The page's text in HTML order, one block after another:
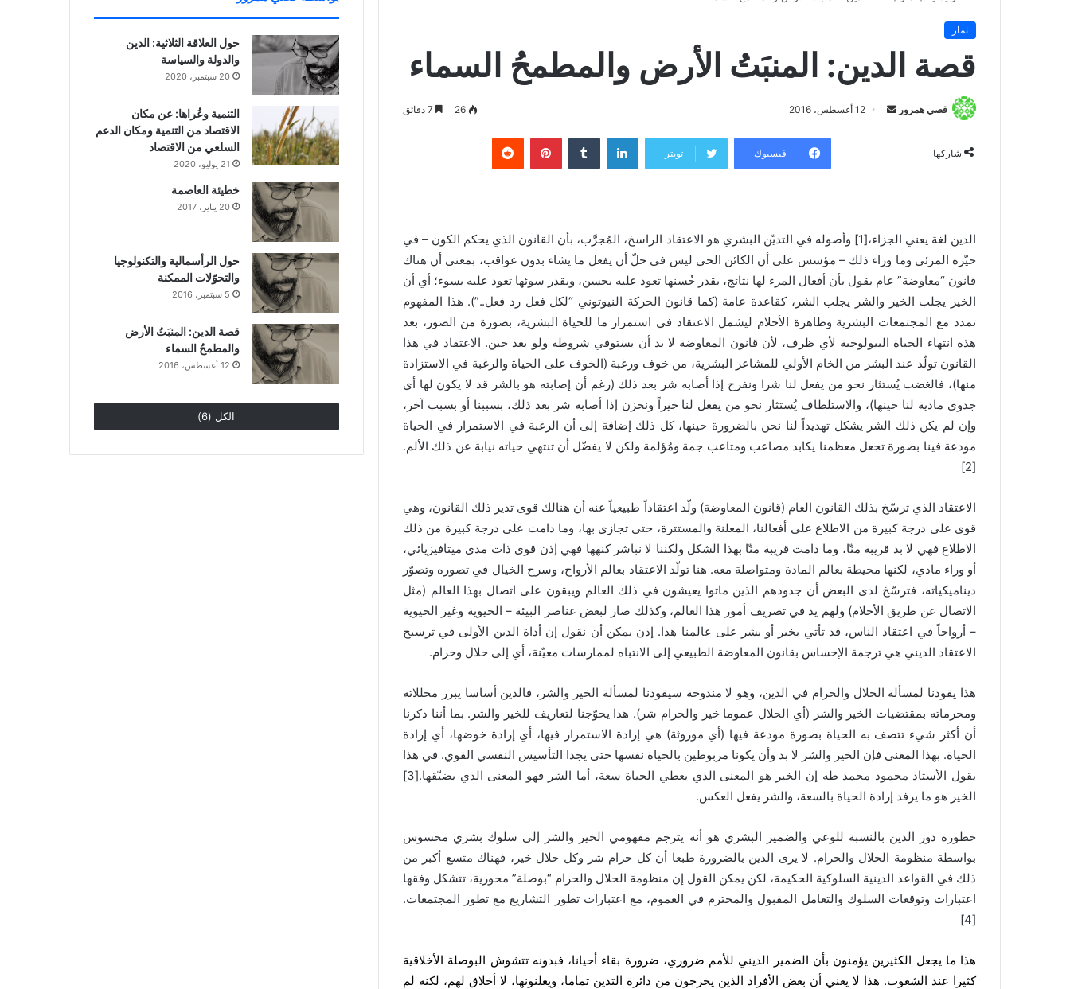
ثمار
قصة الدين: المنبَتُ الأرض والمطمحُ السماء
قصي همرور
د
ا
إ
ك
ت
ر
12 أغسطس، 2016 26
شاركها فيسبوك تويتر
لينكدإن بينتيريست
الدين لغة يعني الجزاء،[1] وأصوله في التديّن البشري هو الاعتقاد الراسخ، المُجرَّب، بأن القانون الذي يحكم الكون – في
حيّزه المرئي وما وراء ذلك – مؤسس على أن الكائن الحي ليس في حلّ أن يفعل ما يشاء بدون عواقب، بمعنى أن هناك
قانون “معاوضة” عام يقول بأن أفعال المرء لها نتائج، بقدر حُسنها تعود عليه بحسن، وبقدر سوئها تعود عليه بسوء؛ أي أن
الخير يجلب الخير والشر يجلب الشر، كقاعدة عامة (كما قانون الحركة النيوتوني “لكل فعل رد فعل..”). هذا المفهوم
تمدد مع المجتمعات البشرية وظاهرة الأحلام ليشمل الاعتقاد في استمرار ما للحياة البشرية، بصورة من الصور، بعد
هذه انتهاء الحياة البيولوجية لأي ظرف، لأن قانون المعاوضة لا بد أن يستوفي شروطه ولو بعد حين. الاعتقاد في هذا
القانون تولّد عند البشر من الخام الأولي للمشاعر البشرية، من خوف ورغبة (الخوف على الحياة والرغبة في الاستزادة
منها)، فالغضب يُستثار نحو من يفعل لنا شرا ونفرح إذا أصابه شر بعد ذلك (رغم أن إصابته هو بالشر قد لا يكون لها أي
جدوى مادية لنا حينها)، والاستلطاف يُستثار نحو من يفعل لنا خيراً ونحزن إذا أصابه شر بعد ذلك، بسببنا أو بسبب آخر،
وإن لم يكن ذلك الشر يشكل تهديداً لنا نحن بالضرورة حينها، كل ذلك إضافة إلى أن الرغبة في الاستمرار في الحياة
مودعة فينا بصورة تجعل معظمنا يكابد مصاعب ومتاعب جمة ومُؤلمة ولكن لا يفضّل أن تنتهي حياته نيابة عن ذلك الألم.
[2]
الاعتقاد الذي ترسّخ بذلك القانون العام (قانون المعاوضة) ولّد اعتقاداً طبيعياً عنه أن هنالك قوى تدير ذلك القانون، وهي
قوى على درجة كبيرة من الاطلاع على أفعالنا، المعلنة والمستترة، حتى تجازي بها، وما دامت على درجة كبيرة من ذلك
الاطلاع فهي لا بد قريبة منّا، وما دامت قريبة منّا بهذا الشكل ولكننا لا نباشر كنهها فهي إذن قوى ذات مدى ميتافيزيائي،
أو وراء مادي، لكنها محيطة بعالم المادة ومتواصلة معه. هنا تولّد الاعتقاد بعالم الأرواح، وسرح الخيال في تصوره وتصوّر
ديناميكياته، فترسّخ لدى البعض أن جدودهم الذين ماتوا يعيشون في ذلك العالم ويبقون على اتصال بهذا العالم (مثل
الاتصال عن طريق الأحلام) ولهم يد في تصريف أمور هذا العالم، وكذلك صار لبعض عناصر البيئة – الحيوية وغير الحيوية
– أرواحاً في اعتقاد الناس، قد تأتي بخير أو بشر على عالمنا هذا. إذن يمكن أن نقول إن أداة الدين الأولى في ترسيخ
الاعتقاد الديني هي ترجمة الإحساس بقانون المعاوضة الطبيعي إلى الانتباه لممارسات معيّنة، أي إلى حلال وحرام.
هذا يقودنا لمسألة الحلال والحرام في الدين، وهو لا مندوحة سيقودنا لمسألة الخير والشر، فالدين أساسا يبرر محللاته
ومحرماته بمقتضيات الخير والشر (أي الحلال عموما خير والحرام شر). هذا يحوّجنا لتعاريف للخير والشر. بما أننا ذكرنا
أن أكثر شيء تتصف به الحياة بصورة مودعة فيها (أي موروثة) هي إرادة الاستمرار فيها، أي إرادة خوضها، أي إرادة
الحياة. بهذا المعنى فإن الخير والشر لا بد وأن يكونا مربوطين بالحياة نفسها حتى يجدا التأسيس النفسي القوي. في هذا
يقول الأستاذ محمود محمد طه إن الخير هو المعنى الذي يعطي الحياة سعة، أما الشر فهو المعنى الذي يضيّقها.[3]
الخير هو ما يرفد إرادة الحياة بالسعة، والشر يفعل العكس.
خطورة دور الدين بالنسبة للوعي والضمير البشري هو أنه يترجم مفهومي الخير والشر إلى سلوك بشري محسوس
بواسطة منظومة الحلال والحرام. لا يرى الدين بالضرورة طبعا أن كل حرام شر وكل حلال خير، فهناك متسع أكبر من
ذلك في القواعد الدينية السلوكية الحكيمة، لكن يمكن القول إن منظومة الحلال والحرام “بوصلة” محورية، تتشكل وفقها
اعتبارات وتوقعات السلوك والتعامل المقبول والمحترم في العموم، مع اعتبارات تطور التشاريع مع تطور المجتمعات.
[4]
هذا ما يجعل الكثيرين يؤمنون بأن الضمير الديني للأمم ضروري، ضرورة بقاء أحيانا، فبدونه تتشوش البوصلة الأخلاقية
كثيرا عند الشعوب. هذا لا يعني أن بعض الأفراد الذين يخرجون من دائرة التدين تماما، ويعلنونها، لا أخلاق لهم، لكنه لم
حول العلاقة الثلاثية: الدين
والدولة والسياسة
20 سبتمبر، 2020
التنمية وعُراها: عن مكان
الاقتصاد من التنمية ومكان الدعم
السلعي من الاقتصاد
21 يوليو، 2020
خطيئة العاصمة
20 يناير، 2017
حول الرأسمالية والتكنولوجيا
والتحوّلات الممكنة
5 سبتمبر، 2016
قصة الدين: المنبَتُ الأرض
والمطمحُ السماء
12 أغسطس، 2016
الكل (6)